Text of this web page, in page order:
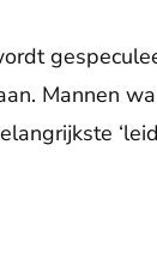
Mannen